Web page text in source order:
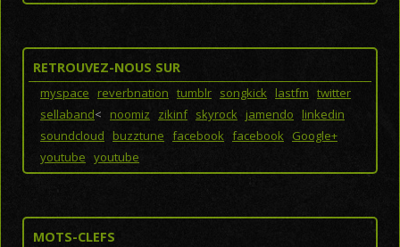
RETROUVEZ-NOUS SUR
myspace reverbnation tumblr songkick lastfm twitter
sellaband< noomiz zikinf skyrock jamendo linkedin
soundcloud
buzztune facebook facebook Google+
youtube youtube
MOTS-CLEFS